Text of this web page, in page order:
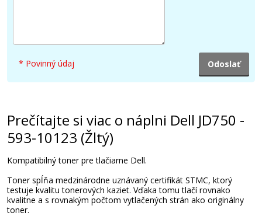
* Povinný údaj
Prečítajte si viac o náplni Dell JD750 -
593-10123 (Žltý)
Kompatibilný toner pre tlačiarne Dell.
Toner spĺňa medzinárodne uznávaný certifikát STMC, ktorý
testuje kvalitu tonerových kaziet. Vďaka tomu tlačí rovnako
kvalitne a s rovnakým počtom vytlačených strán ako originálny
toner.